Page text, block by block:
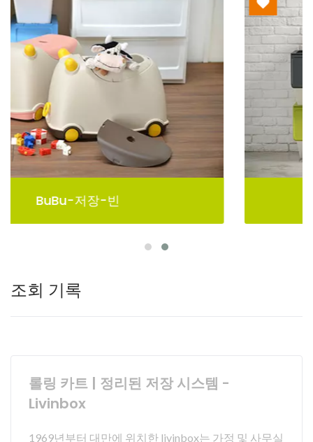
조회 기록
롤링 카트 | 정리된 저장 시스템 -
Livinbox
1969년부터 대만에 위치한 livinbox는 가정 및 사무실